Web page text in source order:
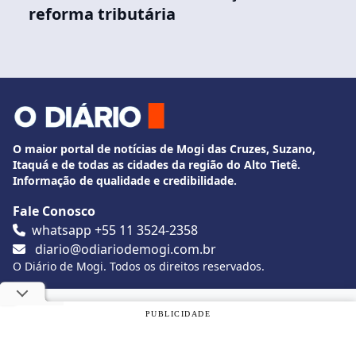
reforma tributária
O maior portal de notícias de Mogi das Cruzes, Suzano,
Itaquá e de todas as cidades da região do Alto Tietê.
Informação de qualidade e credibilidade.
Fale Conosco
whatsapp +55 11 3524-2358
diario@odiariodemogi.com.br
O Diário de Mogi. Todos os direitos reservados.
Siga O Diário nas redes sociais
Utilizamos cookies, de acordo com a nossa
PUBLICIDADE